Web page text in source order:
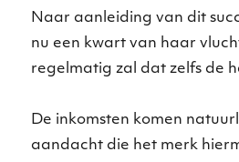
Naar aanleiding van dit
nu een kwart van haar
regelmatig zal dat zelfs de
De inkomsten komen
aandacht die het merk